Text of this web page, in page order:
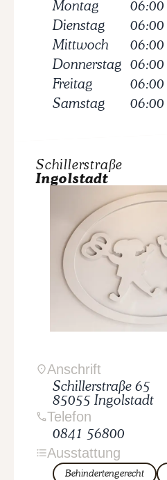
Montag 06:00
Dienstag
06:00
Mittwoch
06:00
Donnerstag 06:00
Freitag
06:00
Samstag
06:00
Schillerstraße
Ingolstadt
Anschrift
Schillerstraße 65
85055 Ingolstadt
Telefon
0841 56800
Ausstattung
Behindertengerecht